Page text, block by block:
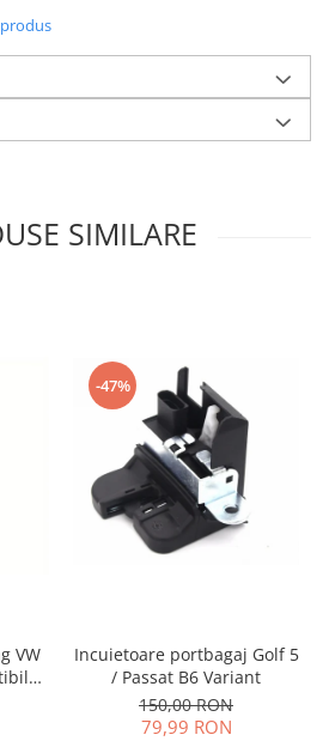
SIMILARE
VW
-47%
Incuietoare portbagaj Golf 5
/ Passat B6 Variant
150,00 RON
79,99 RON